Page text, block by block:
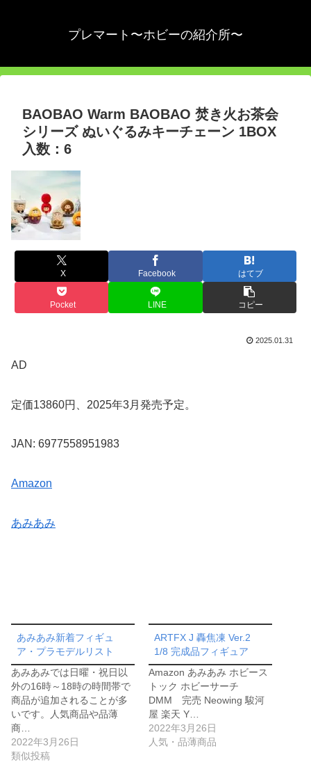
プレマート〜ホビーの紹介所〜
BAOBAO Warm BAOBAO 焚き火お茶会
シリーズ ぬいぐるみキーチェーン 1BOX
入数：6
X Facebook はてブ
Pocket LINE コピー
2025.01.31
AD
定価13860円、2025年3月発売予定。
JAN: 6977558951983
Amazon
あみあみ
あみあみ新着フィギュ
ア・プラモデルリスト
あみあみでは日曜・祝日以
外の16時～18時の時間帯で
商品が追加されることが多
いです。人気商品や品薄
商…
2022年3月26日
類似投稿
ARTFX J 轟焦凍 Ver.2
1/8 完成品フィギュア
Amazon あみあみ ホビース
トック ホビーサーチ
DMM 完売 Neowing 駿河
屋 楽天 Y…
2022年3月26日
人気・品薄商品